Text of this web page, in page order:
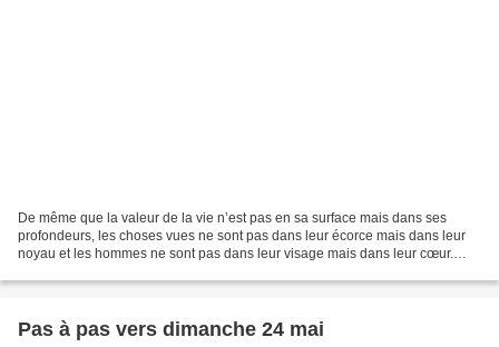
De même que la valeur de la vie n’est pas en sa surface mais dans ses
profondeurs, les choses vues ne sont pas dans leur écorce mais dans leur
noyau et les hommes ne sont pas dans leur visage mais dans leur cœur.
Pas à pas vers dimanche 24 mai